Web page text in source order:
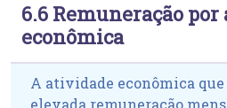
6.6 Remuneração
econômica
A atividade econômica
elevada remuneração